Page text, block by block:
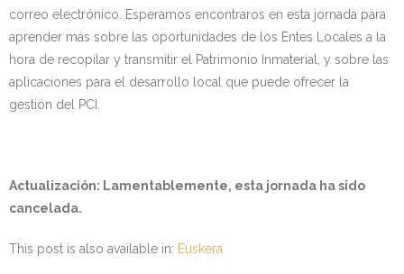
correo electrónico. Esperamos encontraros en esta jornada para
aprender más sobre las oportunidades de los Entes Locales a la
hora de recopilar y transmitir el Patrimonio Inmaterial, y sobre las
aplicaciones para el desarrollo local que puede ofrecer la
gestión del PCI.
Actualización: Lamentablemente, esta jornada ha sido
cancelada.
This post is also available in: Euskera